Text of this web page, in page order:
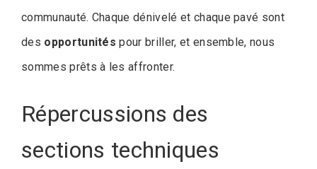
communauté. Chaque dénivelé et chaque pavé sont
des opportunités pour briller, et ensemble, nous
sommes prêts à les affronter.
Répercussions des
sections techniques